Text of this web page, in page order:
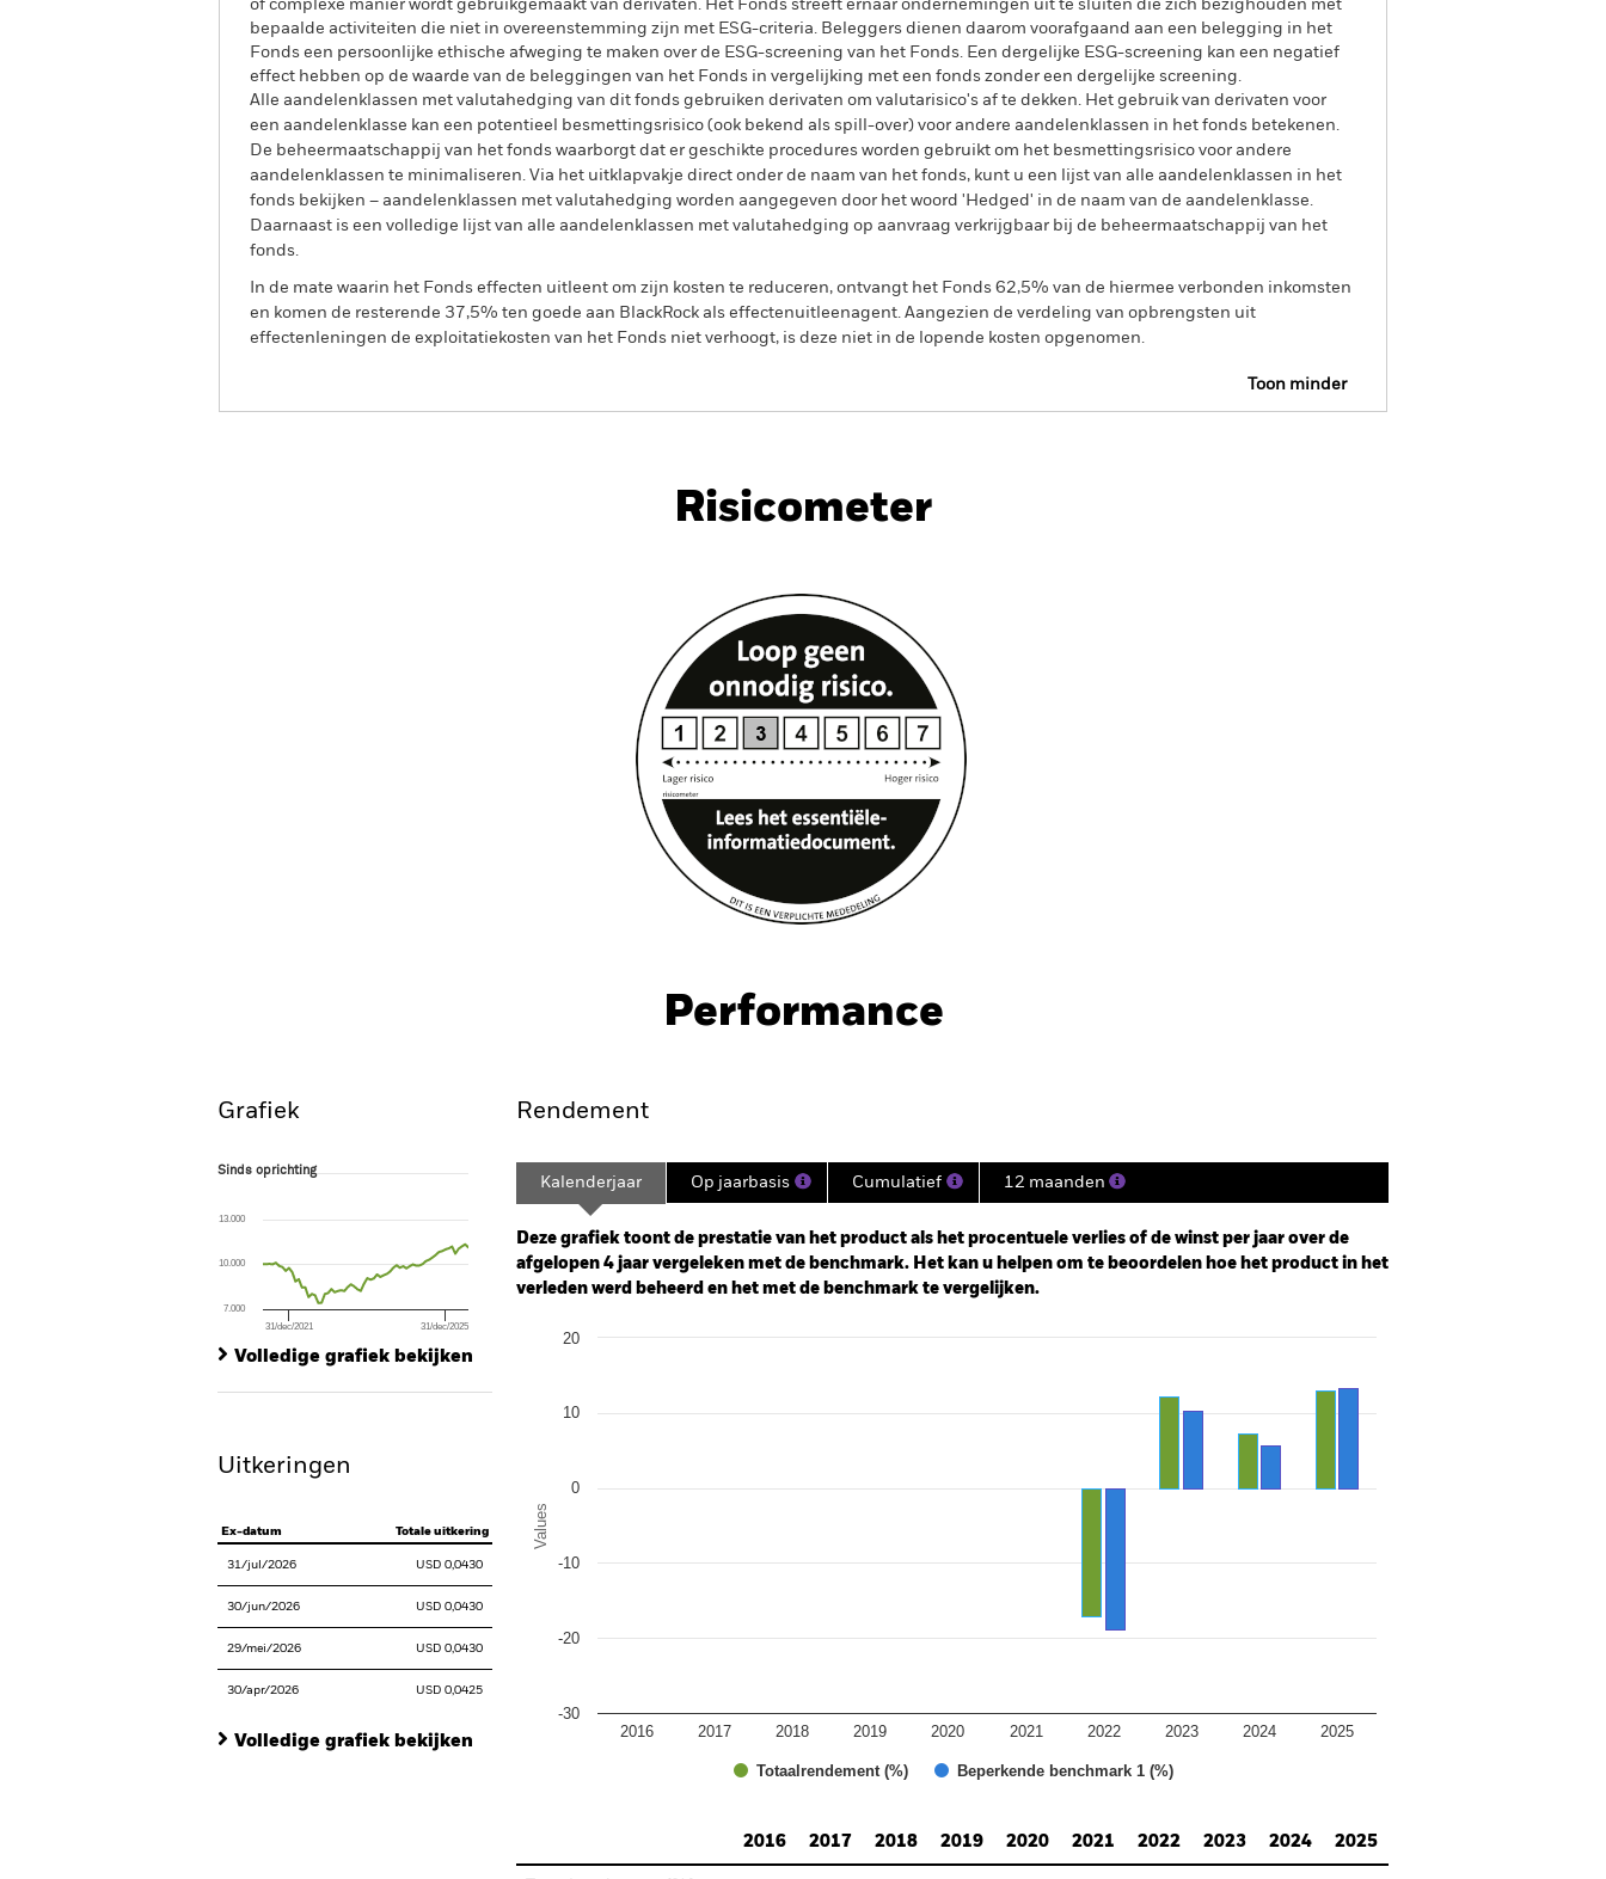
of complexe manier wordt gebruikgemaakt van derivaten. Het Fonds streeft ernaar ondernemingen uit te sluiten die zich bezighouden met
bepaalde activiteiten die niet in overeenstemming zijn met ESG-criteria. Beleggers dienen daarom voorafgaand aan een belegging in het
Fonds een persoonlijke ethische afweging te maken over de ESG-screening van het Fonds. Een dergelijke ESG-screening kan een negatief
effect hebben op de waarde van de beleggingen van het Fonds in vergelijking met een fonds zonder een dergelijke screening.
Alle aandelenklassen met valutahedging van dit fonds gebruiken derivaten om valutarisico's af te dekken. Het gebruik van derivaten voor
een aandelenklasse kan een potentieel besmettingsrisico (ook bekend als spill-over) voor andere aandelenklassen in het fonds betekenen.
De beheermaatschappij van het fonds waarborgt dat er geschikte procedures worden gebruikt om het besmettingsrisico voor andere
aandelenklassen te minimaliseren. Via het uitklapvakje direct onder de naam van het fonds, kunt u een lijst van alle aandelenklassen in het
fonds bekijken – aandelenklassen met valutahedging worden aangegeven door het woord 'Hedged' in de naam van de aandelenklasse.
Daarnaast is een volledige lijst van alle aandelenklassen met valutahedging op aanvraag verkrijgbaar bij de beheermaatschappij van het
fonds.
In de mate waarin het Fonds effecten uitleent om zijn kosten te reduceren, ontvangt het Fonds 62,5% van de hiermee verbonden inkomsten
en komen de resterende 37,5% ten goede aan BlackRock als effectenuitleenagent. Aangezien de verdeling van opbrengsten uit
effectenleningen de exploitatiekosten van het Fonds niet verhoogt, is deze niet in de lopende kosten opgenomen.
Toon minder
Download
Risicometer
Performance
Grafiek
Sinds oprichting
The chart has 1 X axis displaying Time. Range: 2021-04-30 00:00:00 to 2026-07-31 00:00:00.
The chart has 1 Y axis displaying values. Range: -30 to 60.
Sinds oprichting
31/dec/2021 31/dec/2025
7.000
10.000
13.000
Volledige grafiek bekijken
Uitkeringen
Ex-datum Totale uitkering
31/jul/2026 USD 0,0430
30/jun/2026 USD 0,0430
29/mei/2026 USD 0,0430
30/apr/2026 USD 0,0425
Volledige grafiek bekijken
Rendement
Kalenderjaar Op jaarbasis Cumulatief 12 maanden
Deze grafiek toont de prestatie van het product als het procentuele verlies of de winst per jaar over de
afgelopen 4 jaar vergeleken met de benchmark. Het kan u helpen om te beoordelen hoe het product in het
verleden werd beheerd en het met de benchmark te vergelijken.
Bar chart with 2 data series.
Values
Totaalrendement (%) Beperkende benchmark 1 (%)
2016 2017 2018 2019 2020 2021 2022 2023 2024 2025
-30
-20
-10
0
10
20
2016
2017 2018 2019 2020 2021 2022 2023 2024 2025